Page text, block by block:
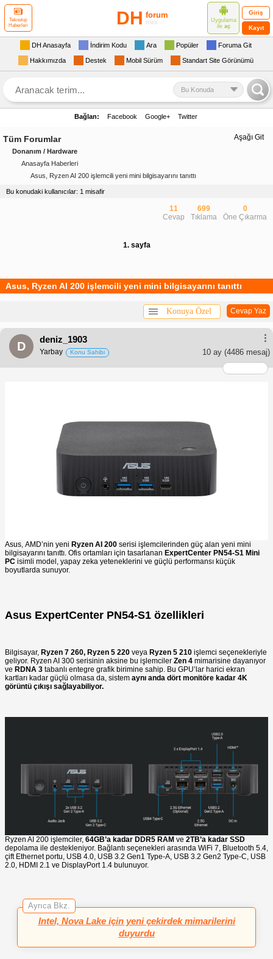
Teknoloji
Haberleri
DH forum
mini
Uygulama
ile aç
Giriş
Kayıt
DH Anasayfa İndirim Kodu Ara Popüler Foruma Git
Hakkımızda Destek Mobil Sürüm Standart Site Görünümü
Bu Konuda
Bağlan: Facebook Google+ Twitter
Aşağı Git
Tüm Forumlar
Donanım / Hardware
Anasayfa Haberleri
Asus, Ryzen AI 200 işlemcili yeni mini bilgisayarını tanıttı
Bu konudaki kullanıcılar: 1 misafir
11
Cevap
699
Tıklama
0
Öne Çıkarma
1. sayfa
Asus, Ryzen AI 200 işlemcili yeni mini bilgisayarını tanıttı
Cevap Yaz
Konuya Özel
D
deniz_1903
10 ay (4486 mesaj)
Yarbay Konu Sahibi
Asus, AMD’nin yeni Ryzen AI 200 serisi işlemcilerinden güç alan yeni mini
bilgisayarını tanıttı. Ofis ortamları için tasarlanan ExpertCenter PN54-S1 Mini
PC isimli model, yapay zeka yeteneklerini ve güçlü performansı küçük
boyutlarda sunuyor.
Asus ExpertCenter PN54-S1 özellikleri
Bilgisayar, Ryzen 7 260, Ryzen 5 220 veya Ryzen 5 210 işlemci seçenekleriyle
geliyor. Ryzen AI 300 serisinin aksine bu işlemciler Zen 4 mimarisine dayanıyor
ve RDNA 3 tabanlı entegre grafik birimine sahip. Bu GPU’lar harici ekran
kartları kadar güçlü olmasa da, sistem aynı anda dört monitöre kadar 4K
görüntü çıkışı sağlayabiliyor.
Ryzen AI 200 işlemciler, 64GB’a kadar DDR5 RAM ve 2TB’a kadar SSD
depolama ile destekleniyor. Bağlantı seçenekleri arasında WiFi 7, Bluetooth 5.4,
çift Ethernet portu, USB 4.0, USB 3.2 Gen1 Type-A, USB 3.2 Gen2 Type-C, USB
2.0, HDMI 2.1 ve DisplayPort 1.4 bulunuyor.
Ayrıca Bkz.
Intel, Nova Lake için yeni çekirdek mimarilerini
duyurdu